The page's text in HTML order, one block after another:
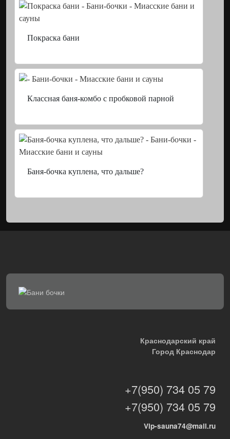
Покраска бани
Классная баня-комбо с пробковой парной
Баня-бочка куплена, что дальше?
Краснодарский край
Город Краснодар
+7(950) 734 05 79
+7(950) 734 05 79
Vip-sauna74@mail.ru